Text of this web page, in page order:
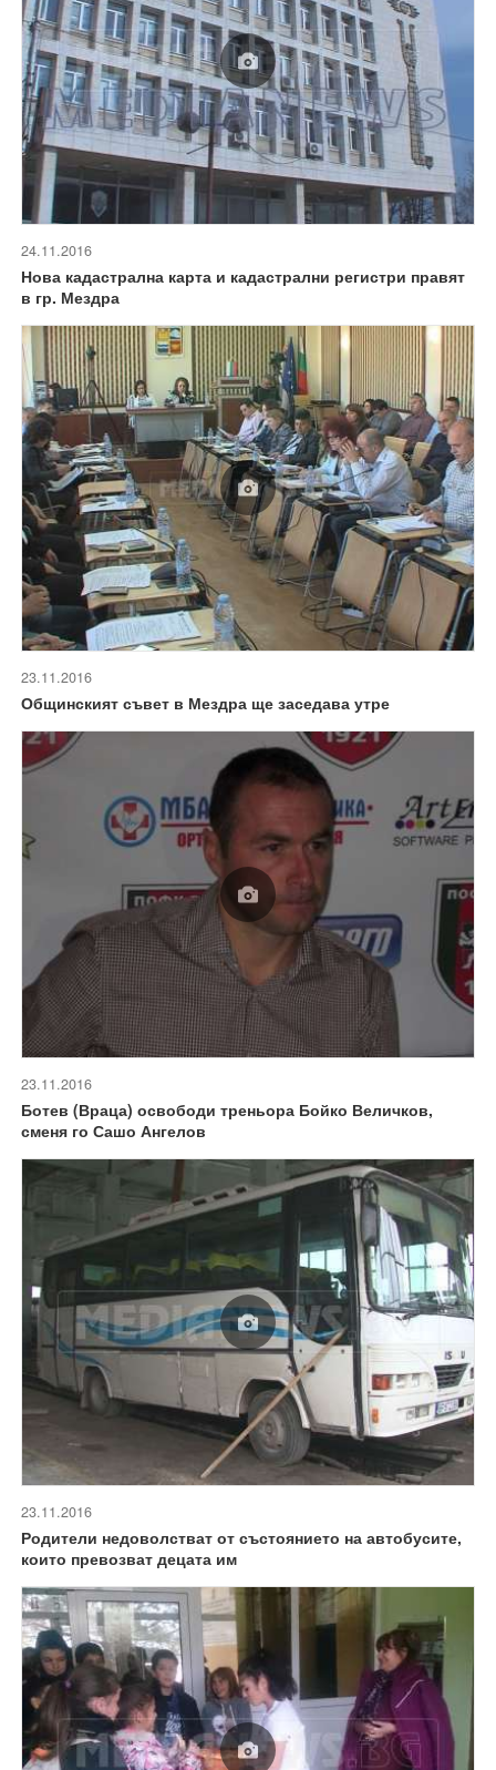
24.11.2016
Нова кадастрална карта и кадастрални регистри правят
в гр. Мездра
23.11.2016
Общинският съвет в Мездра ще заседава утре
23.11.2016
Ботев (Враца) освободи треньора Бойко Величков,
сменя го Сашо Ангелов
23.11.2016
Родители недоволстват от състоянието на автобусите,
които превозват децата им